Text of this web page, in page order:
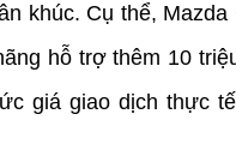
khúc. Cụ thể,
hỗ trợ thêm 10
giá giao dịch thực